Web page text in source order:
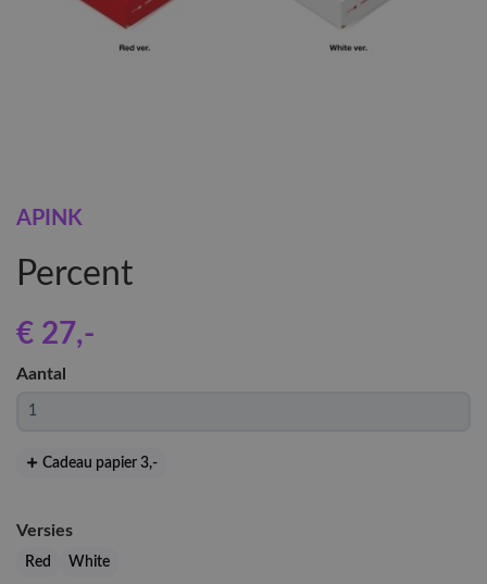
APINK
Percent
€ 27,-
Aantal
Cadeau papier 3,-
Versies
Red White